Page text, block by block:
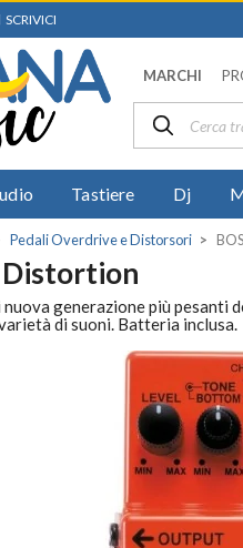
SCRIVICI
MARCHI
Tastiere Dj
Pedali Overdrive e Distorsori
Distortion
generazione più pesanti
di suoni. Batteria inclusa.